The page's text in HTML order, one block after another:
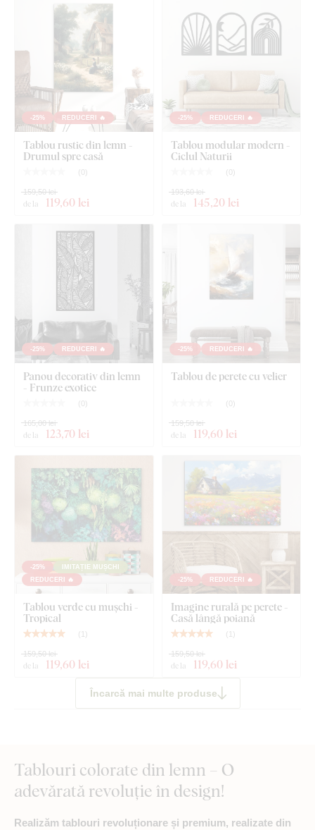
-25% REDUCERI 🔥
Tablou rustic din lemn -
Drumul spre casă
( 0)
de la 119,60 lei
159,50 lei
-25% REDUCERI 🔥
Tablou modular modern -
Ciclul Naturii
( 0)
de la 145,20 lei
193,60 lei
-25% REDUCERI 🔥
Panou decorativ din lemn
- Frunze exotice
( 0)
de la 123,70 lei
165,00 lei
-25% REDUCERI 🔥
Tablou de perete cu velier
( 0)
de la 119,60 lei
159,50 lei
-25%
IMITAȚIE MUȘCHI
REDUCERI 🔥
Tablou verde cu mușchi -
Tropical
( 1 )
de la 119,60 lei
159,50 lei
-25% REDUCERI 🔥
Imagine rurală pe perete -
Casă lângă poiană
( 1 )
de la 119,60 lei
159,50 lei
Încarcă mai multe produse
Tablouri colorate din lemn – O
adevărată revoluție în design!
Realizăm tablouri revoluționare și premium, realizate din